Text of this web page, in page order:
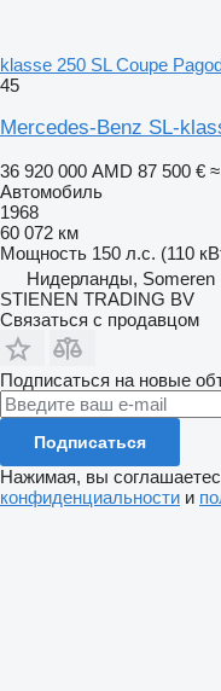
klasse 250 SL Coupe
45
Mercedes-Benz SL-
36 920 000 AMD 87 500 €
Автомобиль
1968
60 072 км
Мощность 150 л.с. (110
Нидерланды, Someren
STIENEN TRADING BV
Связаться с продавцом
Подписаться на новые
Подписаться
Нажимая, вы
конфиденциальности и